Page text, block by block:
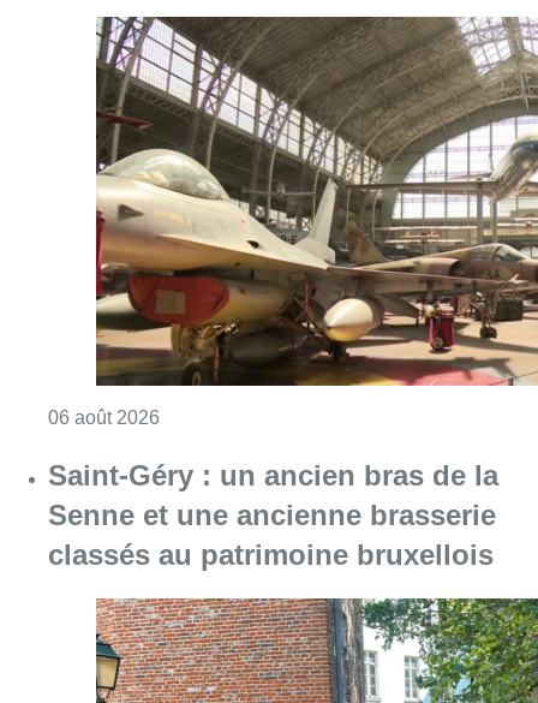
06 août 2026Consulter l'article "À Bruxelles, le blocus
Saint-Géry : un ancien bras de la
Senne et une ancienne brasserie
classés au patrimoine bruxellois
06 août 2026Consulter l'article "Saint-Géry : un ancien